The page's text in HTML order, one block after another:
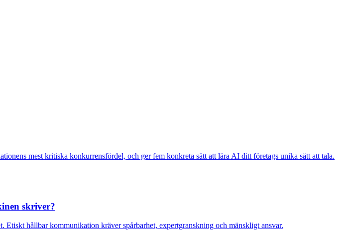
mest kritiska konkurrensfördel, och ger fem konkreta sätt att lära AI ditt företags unika sätt att tala.
skriver?
hållbar kommunikation kräver spårbarhet, expertgranskning och mänskligt ansvar.